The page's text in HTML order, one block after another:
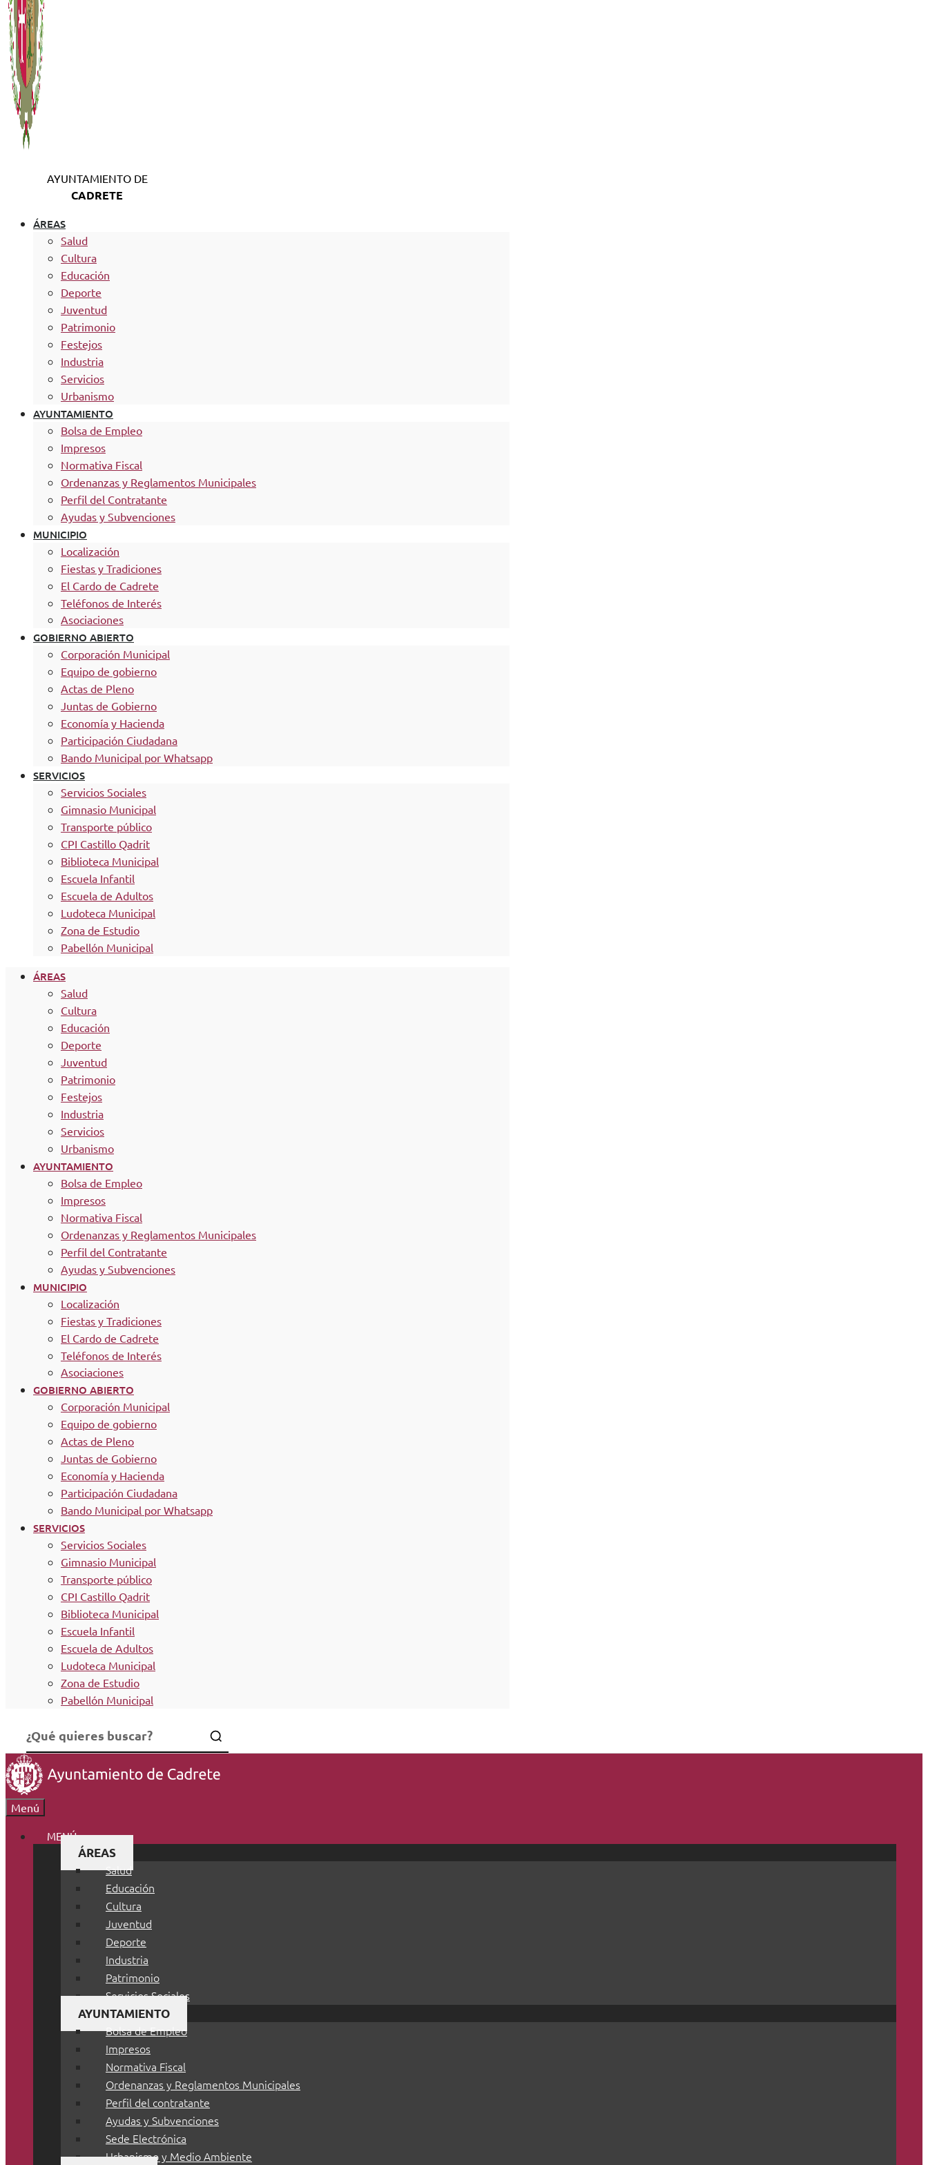
AYUNTAMIENTO DE
CADRETE
ÁREAS
Salud
Cultura
Educación
Deporte
Juventud
Patrimonio
Festejos
Industria
Servicios
Urbanismo
AYUNTAMIENTO
Bolsa de Empleo
Impresos
Normativa Fiscal
Ordenanzas y Reglamentos Municipales
Perfil del Contratante
Ayudas y Subvenciones
MUNICIPIO
Localización
Fiestas y Tradiciones
El Cardo de Cadrete
Teléfonos de Interés
Asociaciones
GOBIERNO ABIERTO
Corporación Municipal
Equipo de gobierno
Actas de Pleno
Juntas de Gobierno
Economía y Hacienda
Participación Ciudadana
Bando Municipal por Whatsapp
SERVICIOS
Servicios Sociales
Gimnasio Municipal
Transporte público
CPI Castillo Qadrit
Biblioteca Municipal
Escuela Infantil
Escuela de Adultos
Ludoteca Municipal
Zona de Estudio
Pabellón Municipal
ÁREAS
Salud
Cultura
Educación
Deporte
Juventud
Patrimonio
Festejos
Industria
Servicios
Urbanismo
AYUNTAMIENTO
Bolsa de Empleo
Impresos
Normativa Fiscal
Ordenanzas y Reglamentos Municipales
Perfil del Contratante
Ayudas y Subvenciones
MUNICIPIO
Localización
Fiestas y Tradiciones
El Cardo de Cadrete
Teléfonos de Interés
Asociaciones
GOBIERNO ABIERTO
Corporación Municipal
Equipo de gobierno
Actas de Pleno
Juntas de Gobierno
Economía y Hacienda
Participación Ciudadana
Bando Municipal por Whatsapp
SERVICIOS
Servicios Sociales
Gimnasio Municipal
Transporte público
CPI Castillo Qadrit
Biblioteca Municipal
Escuela Infantil
Escuela de Adultos
Ludoteca Municipal
Zona de Estudio
Pabellón Municipal
Menú
MENÚ
ÁREAS
Salud
Educación
Cultura
Juventud
Deporte
Industria
Patrimonio
Servicios Sociales
AYUNTAMIENTO
Bolsa de Empleo
Impresos
Normativa Fiscal
Ordenanzas y Reglamentos Municipales
Perfil del contratante
Ayudas y Subvenciones
Sede Electrónica
Urbanismo y Medio Ambiente